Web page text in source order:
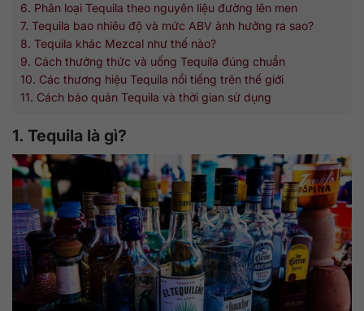
6. Phân loại Tequila theo nguyên liệu đường lên men
7. Tequila bao nhiêu độ và mức ABV ảnh hưởng ra sao?
8. Tequila khác Mezcal như thế nào?
9. Cách thưởng thức và uống Tequila đúng chuẩn
10. Các thương hiệu Tequila nổi tiếng trên thế giới
11. Cách bảo quản Tequila và thời gian sử dụng
1. Tequila là gì?